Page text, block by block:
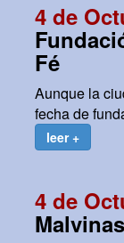
4 de
Fé
Aunque la
fecha de
leer +
4 de
Malvinas